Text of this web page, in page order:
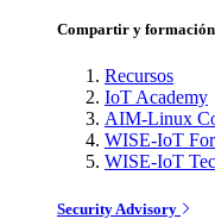
Compartir y formación
Recursos
IoT Academy
AIM-Linux
WISE-IoT
WISE-IoT
Security Advisory